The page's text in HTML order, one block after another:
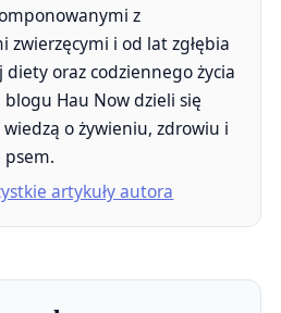
z
zwierzęcymi i od lat zgłębia
oraz codziennego życia
blogu Hau Now dzieli się
o żywieniu, zdrowiu i
psem.
artykuły autora